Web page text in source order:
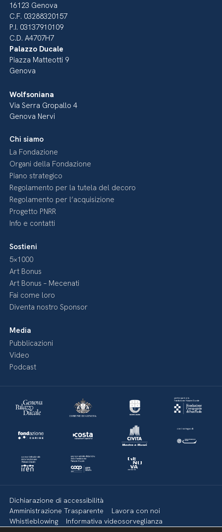
16123 Genova
C.F. 03288320157
P.I. 03137910109
C.D. A4707H7
Palazzo Ducale
Piazza Matteotti 9
Genova
Wolfsoniana
Via Serra Gropallo 4
Genova Nervi
Chi siamo
La Fondazione
Organi della Fondazione
Piano strategico
Regolamento per la tutela del decoro
Regolamento per l’acquisizione
Progetto PNRR
Info e contatti
Sostieni
5×1000
Art Bonus
Art Bonus – Mecenati
Fai come loro
Diventa nostro Sponsor
Media
Pubblicazioni
Video
Podcast
Dichiarazione di accessibilità
Amministrazione Trasparente
Lavora con noi
Whistleblowing
Informativa videosorveglianza